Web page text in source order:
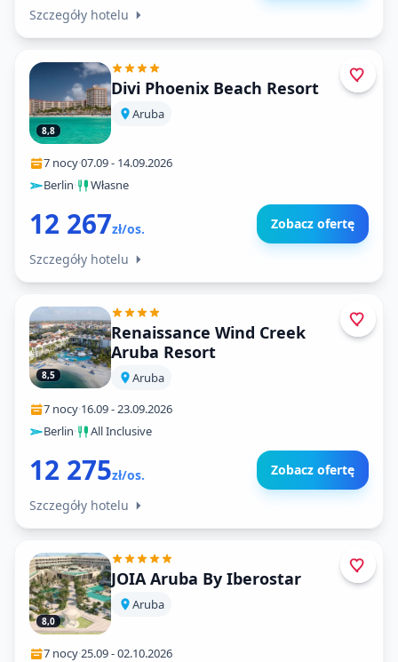
Szczegóły hotelu
8,8
Divi Phoenix Beach Resort
Aruba
7 nocy·07.09- 14.09.2026
Berlin· Własne
12 267zł/os. Zobacz ofertę
Szczegóły hotelu
8,5
Renaissance Wind Creek
Aruba Resort
Aruba
7 nocy·16.09-23.09.2026
Berlin· All Inclusive
12 275zł/os. Zobacz ofertę
Szczegóły hotelu
8,0
JOIA Aruba By Iberostar
Aruba
7 nocy·25.09-02.10.2026